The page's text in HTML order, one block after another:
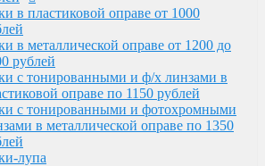
Elife
со стеклянными линзами
оправе с белыми и
линзами
оправе
оправе с фотохромными
(хамелеон)
оправе с белыми линзами
водителей антифары
оправе с полароидными
в пластиковой оправе от 1000
в металлической оправе от 1200 до
рублей
с тонированными и ф/х линзами в
оправе по 1150 рублей
с тонированными и фотохромными
в металлической оправе по 1350
лупа